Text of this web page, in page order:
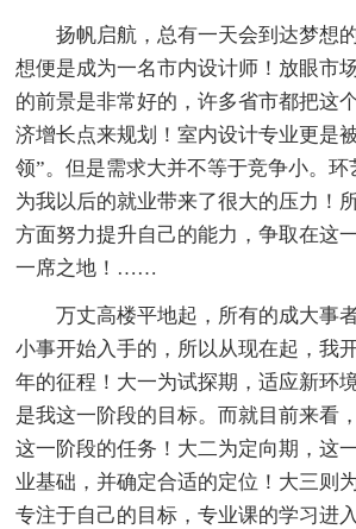
扬帆启航，总有一天会到达梦想
想便是成为一名市内设计师！放眼市
的前景是非常好的，许多省市都把这
济增长点来规划！室内设计专业更是
领”。但是需求大并不等于竞争小。环
为我以后的就业带来了很大的压力！
方面努力提升自己的能力，争取在这
一席之地！……
万丈高楼平地起，所有的成大事
小事开始入手的，所以从现在起，我
年的征程！大一为试探期，适应新环
是我这一阶段的目标。而就目前来看
这一阶段的任务！大二为定向期，这
业基础，并确定合适的定位！大三则
专注于自己的目标，专业课的学习进